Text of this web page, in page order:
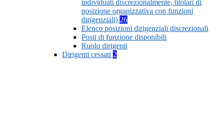
individuati discrezionalmente, titolari di
posizione organizzativa con funzioni
dirigenziali) 26
Elenco posizioni dirigenziali discrezionali
Posti di funzione disponibili
Ruolo dirigenti
Dirigenti cessati 2